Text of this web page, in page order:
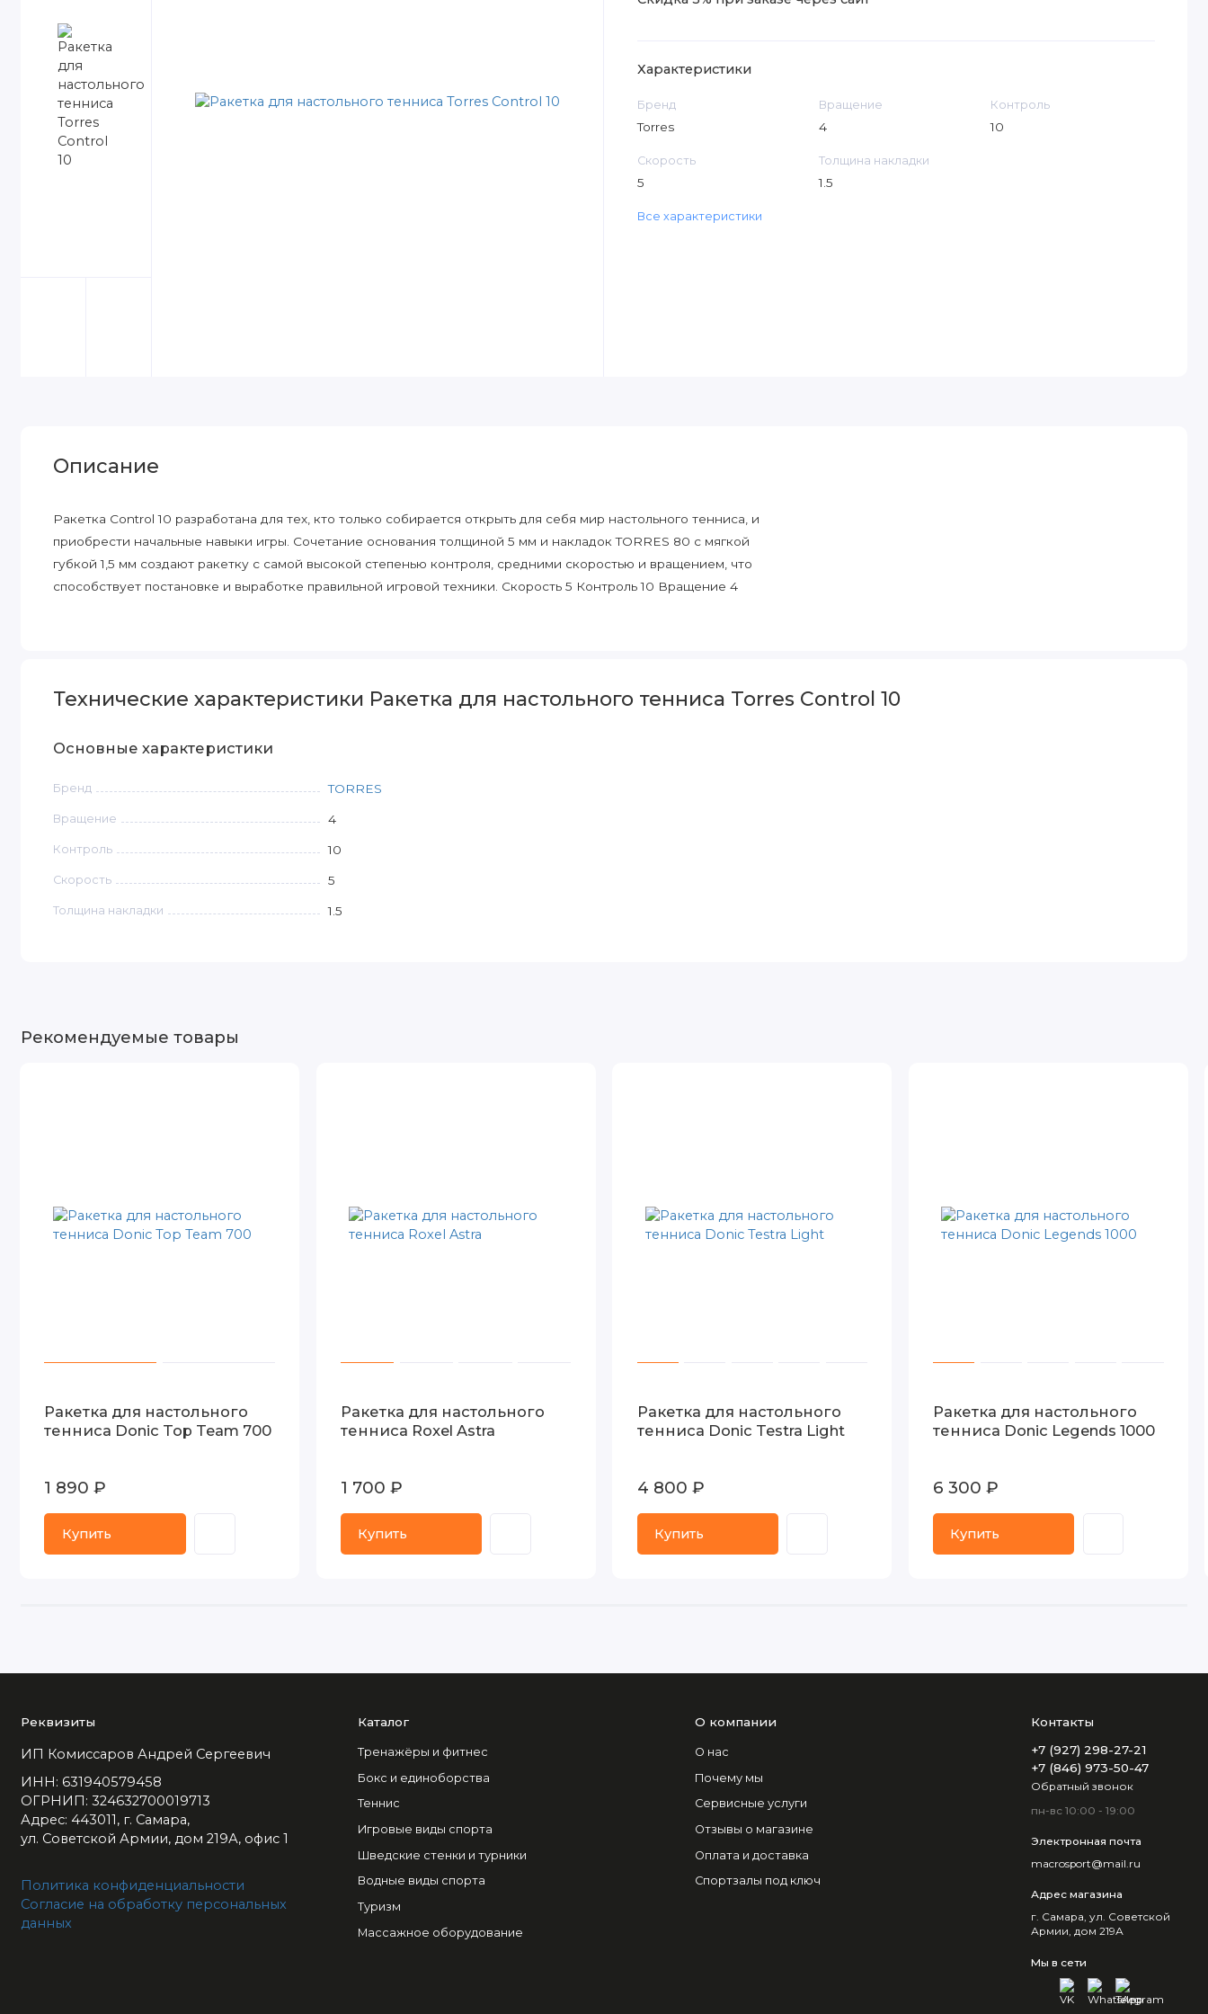
Характеристики
Бренд
Torres
Вращение
4
Контроль
10
Скорость
5
Толщина накладки
1.5
Все характеристики
Описание
Ракетка Control 10 разработана для тех, кто только собирается открыть для себя мир настольного тенниса, и
приобрести начальные навыки игры. Сочетание основания толщиной 5 мм и накладок TORRES 80 с мягкой
губкой 1,5 мм создают ракетку с самой высокой степенью контроля, средними скоростью и вращением, что
способствует постановке и выработке правильной игровой техники. Скорость 5 Контроль 10 Вращение 4
Технические характеристики Ракетка для настольного тенниса Torres Control 10
Основные характеристики
Бренд TORRES
Вращение 4
Контроль 10
Скорость 5
Толщина накладки 1.5
Рекомендуемые товары
Ракетка для настольного
тенниса Donic Top Team 700
1 890 ₽
Купить
Ракетка для настольного
тенниса Roxel Astra
1 700 ₽
Купить
Ракетка для настольного
тенниса Donic Testra Light
4 800 ₽
Купить
Ракетка для настольного
тенниса Donic Legends 1000
6 300 ₽
Купить
Реквизиты
ИП Комиссаров Андрей Сергеевич
ИНН: 631940579458
ОГРНИП: 324632700019713
Адрес: 443011, г. Самара,
ул. Советской Армии, дом 219А, офис 1
Политика конфиденциальности
Согласие на обработку персональных
данных
Каталог
Тренажёры и фитнес
Бокс и единоборства
Теннис
Игровые виды спорта
Шведские стенки и турники
Водные виды спорта
Туризм
Массажное оборудование
О компании
О нас
Почему мы
Сервисные услуги
Отзывы о магазине
Оплата и доставка
Спортзалы под ключ
Контакты
+7 (927) 298-27-21
+7 (846) 973-50-47
Обратный звонок
пн-вс 10:00 - 19:00
Электронная почта
macrosport@mail.ru
Адрес магазина
г. Самара, ул. Советской
Армии, дом 219А
Мы в сети